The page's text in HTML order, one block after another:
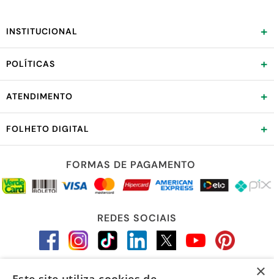
INSTITUCIONAL +
POLÍTICAS +
ATENDIMENTO +
FOLHETO DIGITAL +
FORMAS DE PAGAMENTO
REDES SOCIAIS
×